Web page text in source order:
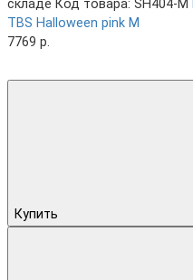
складе Код товара: SH404-M
TBS Halloween pink M
7769 р.
Купить